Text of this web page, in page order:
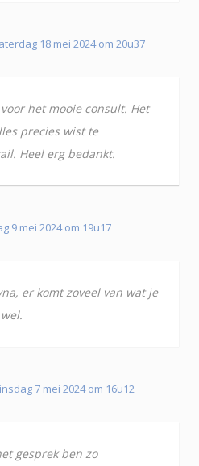
18 mei 2024 om 20u37
het mooie consult. Het
precies wist te
Heel erg bedankt.
9 mei 2024 om 19u17
er komt zoveel van wat je
7 mei 2024 om 16u12
gesprek ben zo